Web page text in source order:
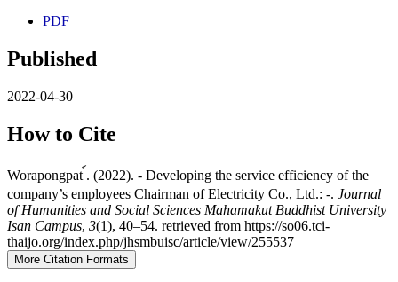
PDF
Published
2022-04-30
How to Cite
Worapongpat ์. (2022). - Developing the service efficiency of the
company’s employees Chairman of Electricity Co., Ltd.: -. Journal
of Humanities and Social Sciences Mahamakut Buddhist University
Isan Campus, 3(1), 40–54. retrieved from https://so06.tci-
thaijo.org/index.php/jhsmbuisc/article/view/255537
More Citation Formats